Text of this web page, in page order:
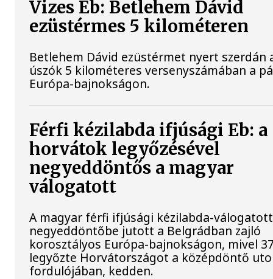
Vizes Eb: Betlehem Dávid
ezüstérmes 5 kilométeren
Betlehem Dávid ezüstérmet nyert szerdán
úszók 5 kilométeres versenyszámában a
Európa-bajnokságon.
Férfi kézilabda ifjúsági Eb: a
horvátok legyőzésével
negyeddöntős a magyar
válogatott
A magyar férfi ifjúsági kézilabda-válogatott
negyeddöntőbe jutott a Belgrádban zajló
korosztályos Európa-bajnokságon, mivel
legyőzte Horvátországot a középdöntő
fordulójában, kedden.